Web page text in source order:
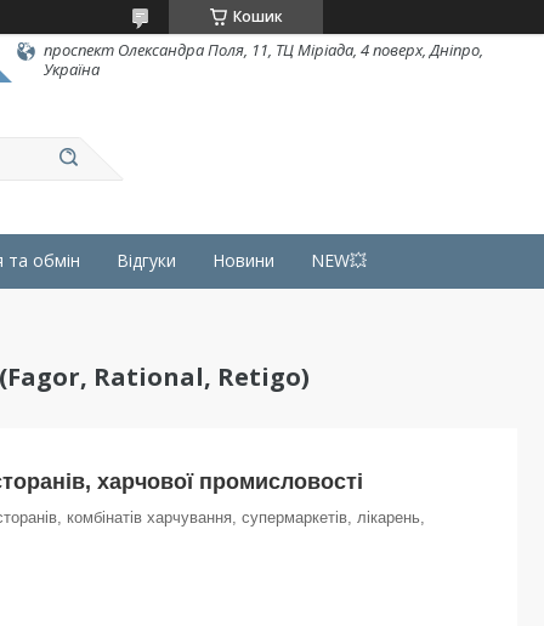
Кошик
проспект Олександра Поля, 11, ТЦ Міріада, 4 поверх, Дніпро,
Україна
та обмін Відгуки Новини NEW💥
Rational, Retigo)
харчової промисловості
комбінатів харчування, супермаркетів, лікарень,